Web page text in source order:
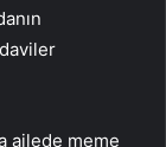
ailede meme